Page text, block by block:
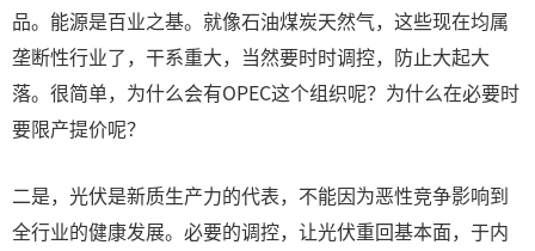
品。能源是百业之基。就像石油煤炭天然气，这些现在均属
垄断性行业了，干系重大，当然要时时调控，防止大起大
落。很简单，为什么会有OPEC这个组织呢？为什么在必要时
要限产提价呢？
二是，光伏是新质生产力的代表，不能因为恶性竞争影响到
全行业的健康发展。必要的调控，让光伏重回基本面，于内